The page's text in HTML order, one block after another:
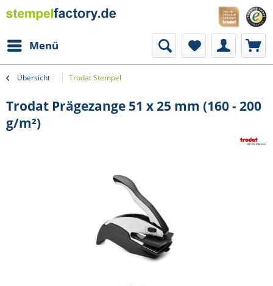
Menü
Übersicht Trodat Stempel
Trodat Prägezange 51 x 25 mm (160 - 200
g/m²)